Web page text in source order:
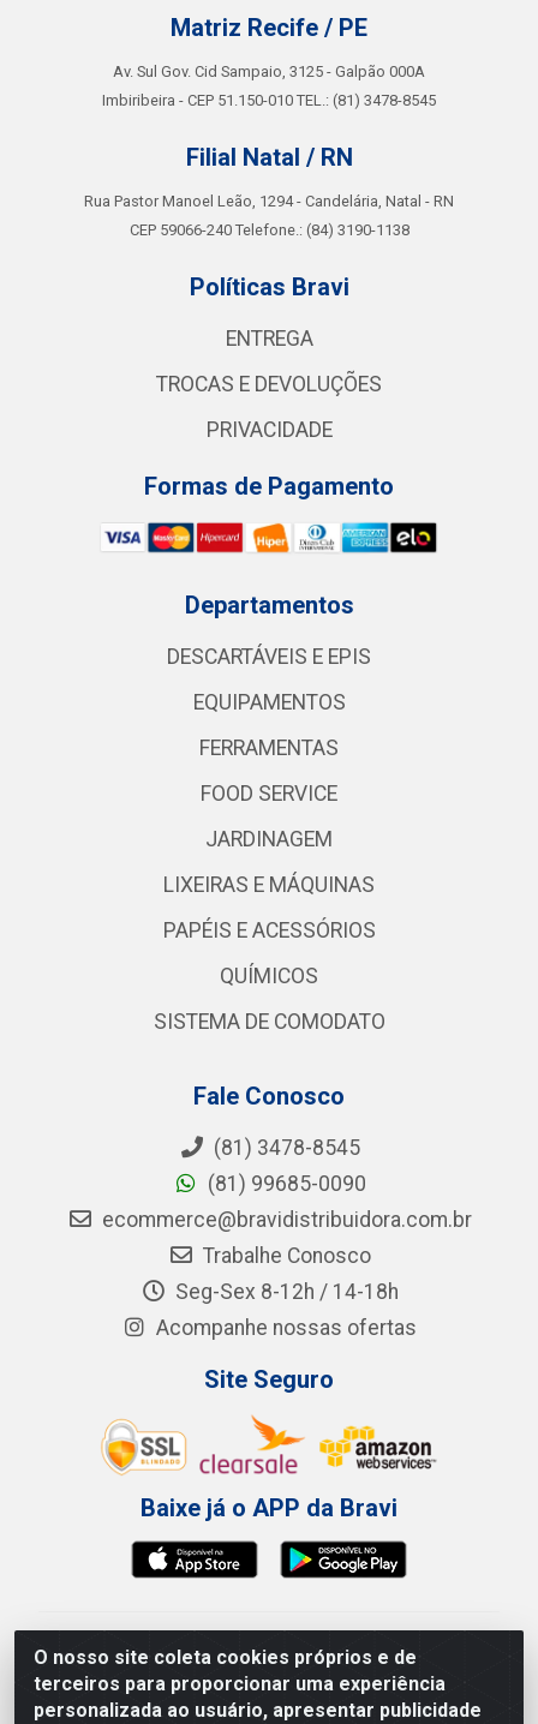
O nosso site coleta cookies próprios e de
terceiros para proporcionar uma experiência
personalizada ao usuário, apresentar publicidade
Matriz Recife / PE
Av. Sul Gov. Cid Sampaio, 3125 - Galpão 000A
Imbiribeira - CEP 51.150-010 TEL.: (81) 3478-8545
Filial Natal / RN
Rua Pastor Manoel Leão, 1294 - Candelária, Natal - RN
CEP 59066-240 Telefone.: (84) 3190-1138
Políticas Bravi
ENTREGA
TROCAS E DEVOLUÇÕES
PRIVACIDADE
Formas de Pagamento
Departamentos
DESCARTÁVEIS E EPIS
EQUIPAMENTOS
FERRAMENTAS
FOOD SERVICE
JARDINAGEM
LIXEIRAS E MÁQUINAS
PAPÉIS E ACESSÓRIOS
QUÍMICOS
SISTEMA DE COMODATO
Fale Conosco
(81) 3478-8545
(81) 99685-0090
ecommerce@bravidistribuidora.com.br
Trabalhe Conosco
Seg-Sex 8-12h / 14-18h
Acompanhe nossas ofertas
Site Seguro
Baixe já o APP da Bravi
Bravi Consumíveis de Higiene e Descartáveis EIRELI -
CNPJ 19.457.137/0001-06
Av. Sul Gov. Cid Sampaio, 3125 - Galpão 000A -